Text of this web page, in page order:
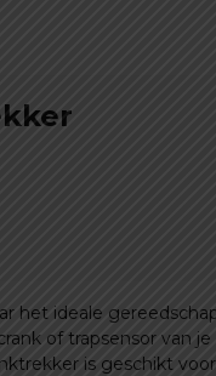
het ideale
of trapsensor van
is geschikt